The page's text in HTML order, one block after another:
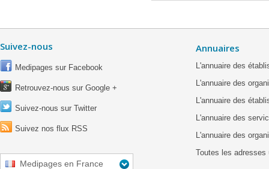
Suivez-nous
Medipages sur Facebook
Retrouvez-nous sur Google +
Suivez-nous sur Twitter
Suivez nos flux RSS
Medipages en France
Annuaires
L'annuaire des
L'annuaire des
L'annuaire des
L'annuaire des
L'annuaire des
Toutes les adresses